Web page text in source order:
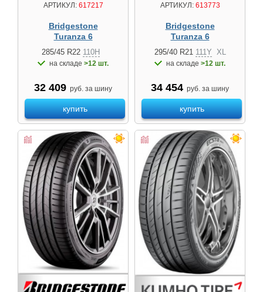
АРТИКУЛ:617217
Bridgestone
Turanza 6
285/45 R22 110H
на складе >12 шт.
32 409 руб. за шину
купить
АРТИКУЛ:613773
Bridgestone
Turanza 6
295/40 R21 111Y XL
на складе >12 шт.
34 454 руб. за шину
купить